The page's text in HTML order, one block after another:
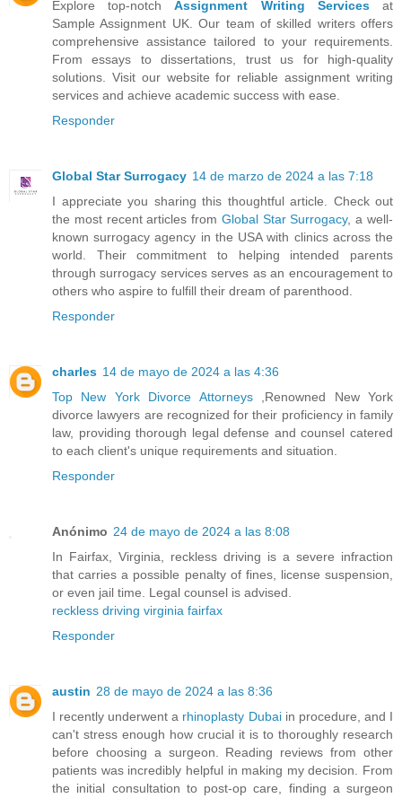
Explore top-notchAssignment Writing Servicesat
Sample Assignment UK. Our team of skilled writers offers
comprehensive assistance tailored to your requirements.
From essays to dissertations, trust us for high-quality
solutions. Visit our website for reliable assignment writing
services and achieve academic success with ease.
Responder
Global Star Surrogacy 14 de marzo de 2024 a las 7:18
I appreciate you sharing this thoughtful article. Check out
the most recent articles from Global Star Surrogacy, a well-
known surrogacy agency in the USA with clinics across the
world. Their commitment to helping intended parents
through surrogacy services serves as an encouragement to
others who aspire to fulfill their dream of parenthood.
Responder
charles 14 de mayo de 2024 a las 4:36
Top New York Divorce Attorneys,Renowned New York
divorce lawyers are recognized for their proficiency in family
law, providing thorough legal defense and counsel catered
to each client's unique requirements and situation.
Responder
Anónimo 24 de mayo de 2024 a las 8:08
In Fairfax, Virginia, reckless driving is a severe infraction
that carries a possible penalty of fines, license suspension,
or even jail time. Legal counsel is advised.
reckless driving virginia fairfax
Responder
austin 28 de mayo de 2024 a las 8:36
I recently underwent a rhinoplasty Dubaiin procedure, and I
can't stress enough how crucial it is to thoroughly research
before choosing a surgeon. Reading reviews from other
patients was incredibly helpful in making my decision. From
the initial consultation to post-op care, finding a surgeon